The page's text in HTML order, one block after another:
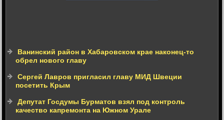
Ванинский район в Хабаровском крае наконец-то
обрел нового главу
Сергей Лавров пригласил главу МИД Швеции
посетить Крым
Депутат Госдумы Бурматов взял под контроль
качество капремонта на Южном Урале